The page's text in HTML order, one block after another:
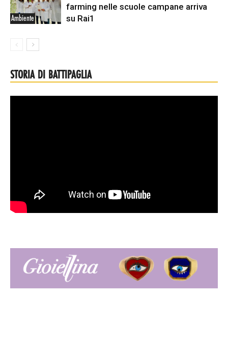
Ambiente
farming nelle scuole campane arriva
su Rai1
STORIA DI BATTIPAGLIA